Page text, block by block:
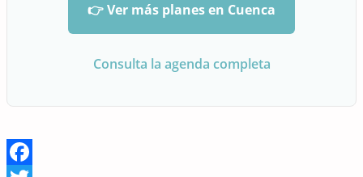
👉 Ver más planes en Cuenca
Consulta la agenda completa